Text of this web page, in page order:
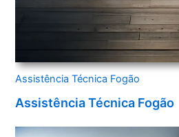
Assistência Técnica Fogão
Assistência Técnica Fogão